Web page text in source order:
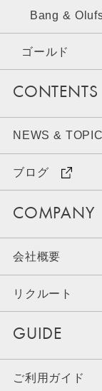
Bang &
ゴールド
CONTENTS
NEWS &
ブログ
COMPANY
会社概要
リクルート
GUIDE
ご利用ガイド